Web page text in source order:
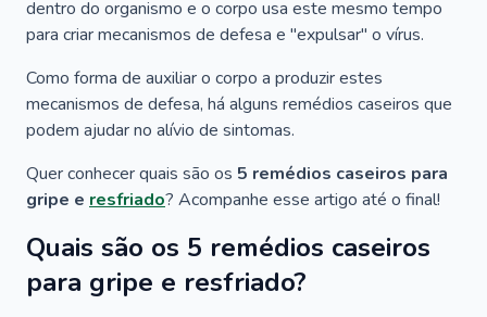
dentro do organismo e o corpo usa este mesmo tempo
para criar mecanismos de defesa e "expulsar" o vírus.
Como forma de auxiliar o corpo a produzir estes
mecanismos de defesa, há alguns remédios caseiros que
podem ajudar no alívio de sintomas.
Quer conhecer quais são os 5 remédios caseiros para
gripe e resfriado? Acompanhe esse artigo até o final!
Quais são os 5 remédios caseiros
para gripe e resfriado?